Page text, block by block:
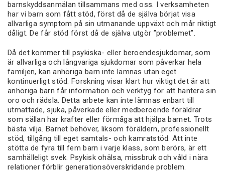
barnskyddsanmälan tillsammans med oss. I verksamheten
har vi barn som fått stöd, först då de själva börjat visa
allvarliga symptom på sin utmanande uppväxt och mår riktigt
dåligt. De får stöd först då de själva utgör ”problemet”.
Då det kommer till psykiska- eller beroendesjukdomar, som
är allvarliga och långvariga sjukdomar som påverkar hela
familjen, kan anhöriga barn inte lämnas utan eget
kontinuerligt stöd. Forskning visar klart hur viktigt det är att
anhöriga barn får information och verktyg för att hantera sin
oro och rädsla. Detta arbete kan inte lämnas enbart till
utmattade, sjuka, påverkade eller medberoende föräldrar
som sällan har krafter eller förmåga att hjälpa barnet. Trots
bästa vilja. Barnet behöver, liksom föräldern, professionellt
stöd, tillgång till eget samtals- och kamratstöd. Att inte
stötta de fyra till fem barn i varje klass, som berörs, är ett
samhälleligt svek. Psykisk ohälsa, missbruk och våld i nära
relationer förblir generationsöverskridande problem.